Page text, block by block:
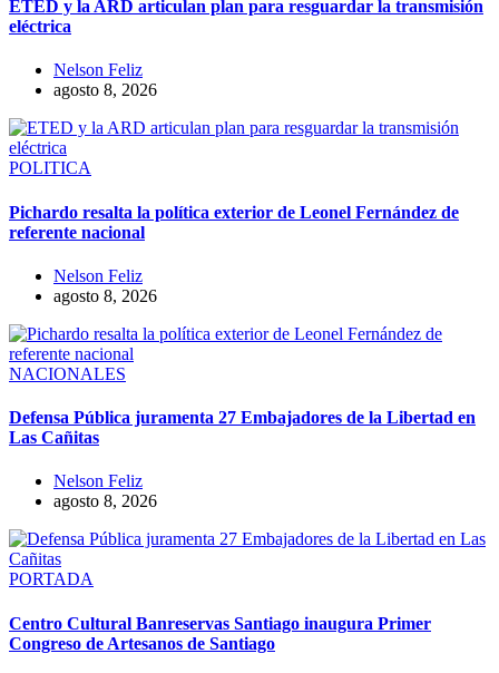
ETED y la ARD articulan plan para resguardar la transmisión
eléctrica
Nelson Feliz
agosto 8, 2026
POLITICA
Pichardo resalta la política exterior de Leonel Fernández de
referente nacional
Nelson Feliz
agosto 8, 2026
NACIONALES
Defensa Pública juramenta 27 Embajadores de la Libertad en
Las Cañitas
Nelson Feliz
agosto 8, 2026
PORTADA
Centro Cultural Banreservas Santiago inaugura Primer
Congreso de Artesanos de Santiago